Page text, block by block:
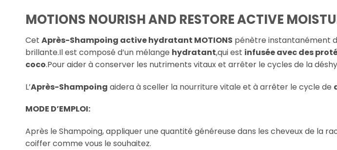
MOTIONS NOURISH AND RESTORE ACTIVE
Cet Après-Shampoing active hydratant MOTIONS pénètre instantanément
brillante.Il est composé d’un mélange hydratant,qui est infusée avec des
coco.Pour aider à conserver les nutriments vitaux et arrêter le cycles de la
L’Après-Shampoing aidera à sceller la nourriture vitale et à arrêter le cycle de
MODE D’EMPLOI:
Après le Shampoing, appliquer une quantité généreuse dans les cheveux de la
coiffer comme vous le souhaitez.